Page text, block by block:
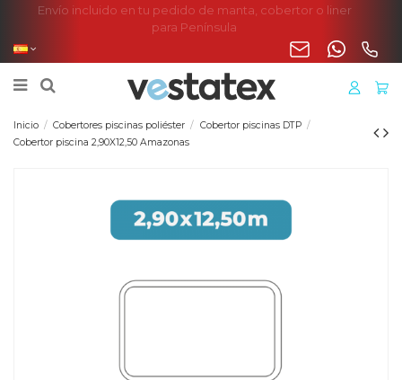
Envío incluido en tu pedido de manta, cobertor o liner
para Península
Inicio Cobertores piscinas poliéster
Cobertor piscinas DTP
Cobertor piscina 2,90X12,50 Amazonas